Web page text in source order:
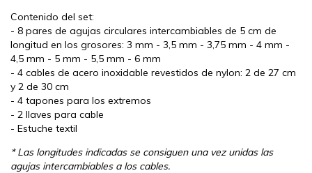
Contenido del set:
- 8 pares de agujas circulares intercambiables de 5 cm de
longitud en los grosores: 3 mm - 3,5 mm - 3,75 mm - 4 mm -
4,5 mm - 5 mm - 5,5 mm - 6 mm
- 4 cables de acero inoxidable revestidos de nylon: 2 de 27 cm
y 2 de 30 cm
- 4 tapones para los extremos
- 2 llaves para cable
- Estuche textil
* Las longitudes indicadas se consiguen una vez unidas las
agujas intercambiables a los cables.